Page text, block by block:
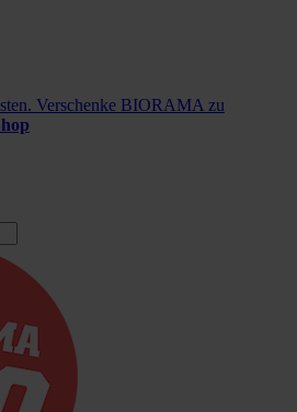
Verschenke BIORAMA zu